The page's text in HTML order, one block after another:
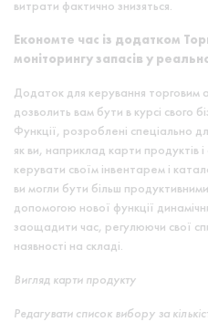
витрати фактично знизяться.
Економте час із додатком
моніторингу запасів у
Додаток для керування
дозволить вам бути в курсі свого
Функції, розроблені спеціально
як ви, наприклад карти продуктів
керувати своїм інвентарем і
ви могли бути більш
допомогою нової функції
заощадити час, регулюючи свої
наявності на складі.
Вигляд карти продукту
Редагувати список вибору за